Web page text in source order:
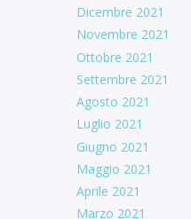
Dicembre 2021
Novembre 2021
Ottobre 2021
Settembre 2021
Agosto 2021
Luglio 2021
Giugno 2021
Maggio 2021
Aprile 2021
Marzo 2021